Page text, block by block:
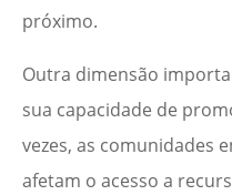
próximo.
Outra dimensão
sua capacidade de
vezes, as comunidades
afetam o acesso a